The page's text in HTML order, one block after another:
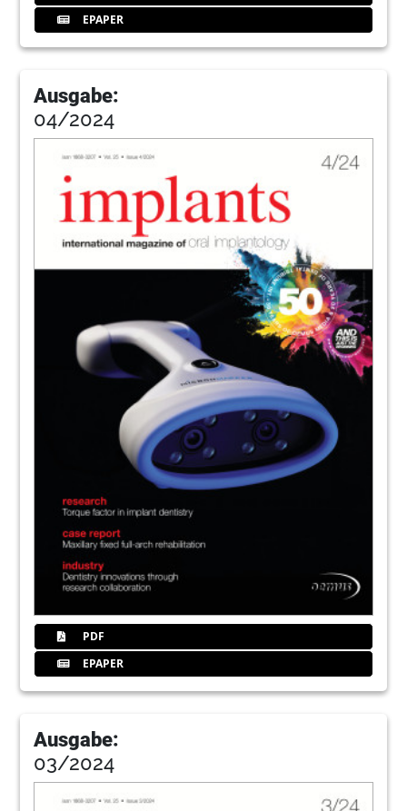
EPAPER
Ausgabe:
04/2024
PDF
EPAPER
Ausgabe:
03/2024